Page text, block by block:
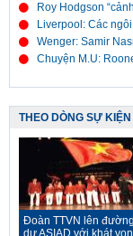
Roy Hodgson
Liverpool: Các
Wenger: Samir
Chuyện M.U:
THEO DÒNG SỰ KIỆN
Đoàn TTVN lên đường
dự ASIAD với khát